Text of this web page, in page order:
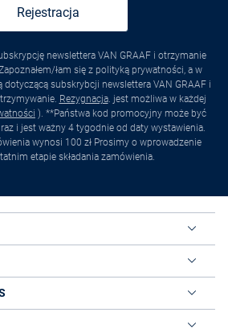
Rejestracja
newslettera VAN GRAAF i otrzymanie
łam się z polityką prywatności, a w
subskrybcji newslettera VAN GRAAF i
Rezygnacja. jest możliwa w każdej
). **Państwa kod promocyjny może być
i jest ważny 4 tygodnie od daty wystawienia.
wynosi 100 zł Prosimy o wprowadzenie
etapie składania zamówienia.